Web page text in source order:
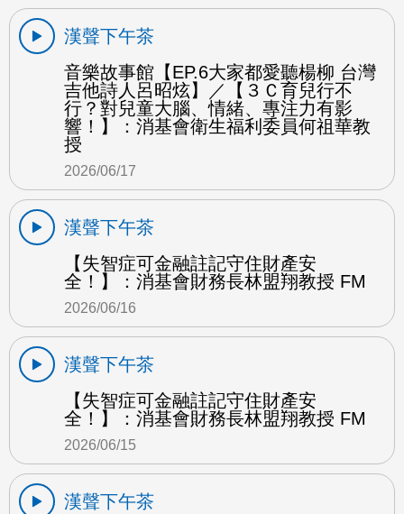
漢聲下午茶
音樂故事館【EP.6大家都愛聽楊柳 台灣
吉他詩人呂昭炫】／【３Ｃ育兒行不
行？對兒童大腦、情緒、專注力有影
響！】：消基會衛生福利委員何祖華教
授
2026/06/17
漢聲下午茶
【失智症可金融註記守住財產安
全！】：消基會財務長林盟翔教授 FM
2026/06/16
漢聲下午茶
【失智症可金融註記守住財產安
全！】：消基會財務長林盟翔教授 FM
2026/06/15
漢聲下午茶